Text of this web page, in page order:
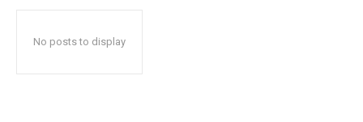
No posts to display